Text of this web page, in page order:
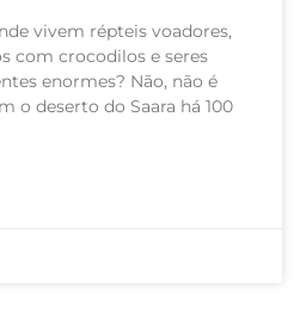
vivem répteis voadores,
com crocodilos e seres
enormes? Não, não é
o deserto do Saara há 100